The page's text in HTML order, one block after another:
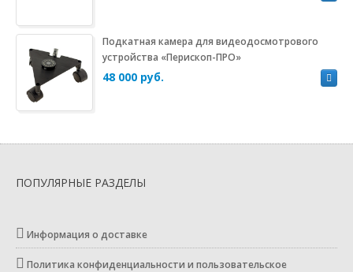
Подкатная камера для видеодосмотрового
устройства «Перископ-ПРО»
48 000 руб.
ПОПУЛЯРНЫЕ РАЗДЕЛЫ
Информация о доставке
Политика конфиденциальности и пользовательское